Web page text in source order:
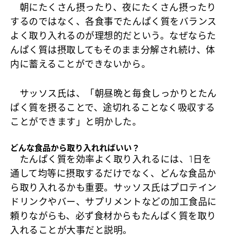
朝にたくさん摂ったり、夜にたくさん摂ったり
するのではなく、各食事でたんぱく質をバランス
よく取り入れるのが理想的だという。なぜならた
んぱく質は摂取してもそのまま分解され続け、体
内に蓄えることができないから。
サッソス氏は、「朝昼晩と毎食しっかりとたん
ぱく質を摂ることで、途切れることなく吸収する
ことができます」と明かした。
どんな食品から取り入れればいい？
たんぱく質を効率よく取り入れるには、1日を
通して均等に摂取するだけでなく、どんな食品か
ら取り入れるかも重要。サッソス氏はプロテイン
ドリンクやバー、サプリメントなどの加工食品に
頼りながらも、必ず食材からもたんぱく質を取り
入れることが大事だと説明。